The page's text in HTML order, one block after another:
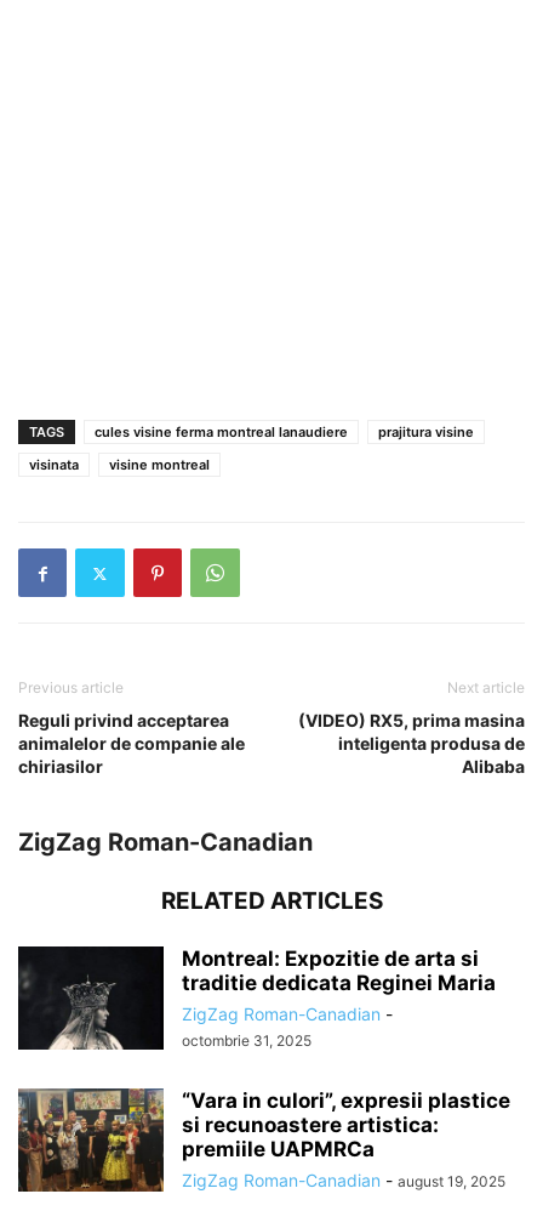
TAGS cules visine ferma montreal lanaudiere
prajitura visine
visinata
visine montreal
Previous article
Reguli privind acceptarea
animalelor de companie ale
chiriasilor
Next article
(VIDEO) RX5, prima masina
inteligenta produsa de
Alibaba
ZigZag Roman-Canadian
RELATED ARTICLES
Montreal: Expozitie de arta si
traditie dedicata Reginei Maria
ZigZag Roman-Canadian -
octombrie 31, 2025
“Vara in culori”, expresii plastice
si recunoastere artistica:
premiile UAPMRCa
ZigZag Roman-Canadian - august 19, 2025